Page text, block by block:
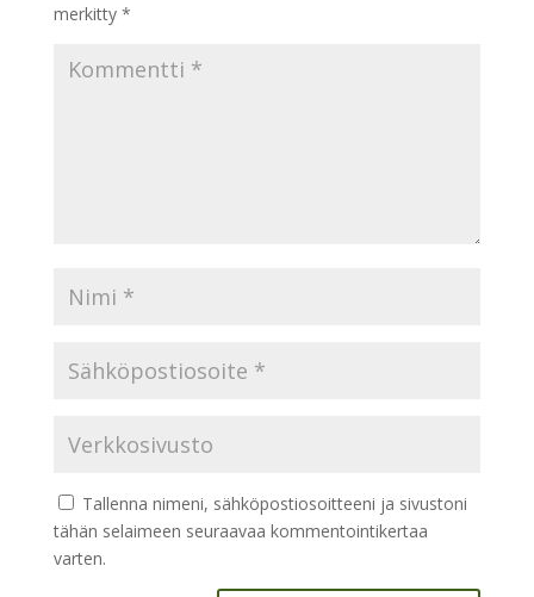
merkitty *
Tallenna nimeni, sähköpostiosoitteeni ja sivustoni
tähän selaimeen seuraavaa kommentointikertaa
varten.